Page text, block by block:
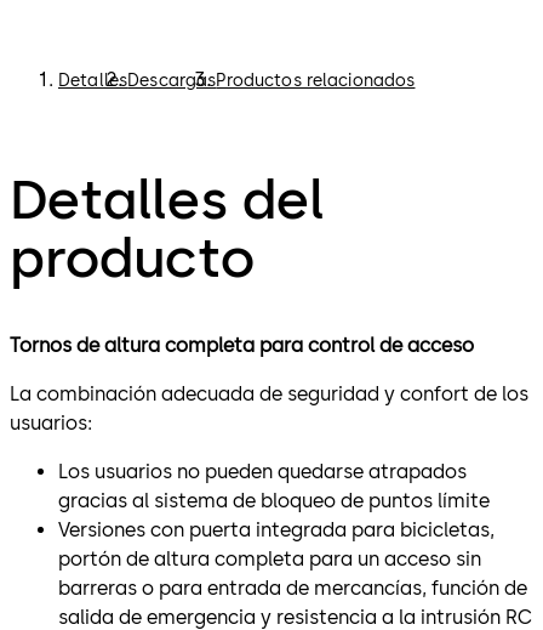
DetallesDescargasProductos relacionados
Detalles del
producto
Tornos de altura completa para control de acceso
La combinación adecuada de seguridad y confort de los
usuarios:
Los usuarios no pueden quedarse atrapados
gracias al sistema de bloqueo de puntos límite
Versiones con puerta integrada para bicicletas,
portón de altura completa para un acceso sin
barreras o para entrada de mercancías, función de
salida de emergencia y resistencia a la intrusión RC